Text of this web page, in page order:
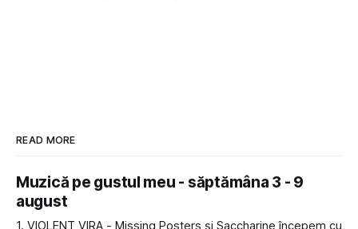
READ MORE
Muzică pe gustul meu - săptămâna 3 - 9
august
1. VIOLENT VIRA - Missing Posters și Saccharine începem cu